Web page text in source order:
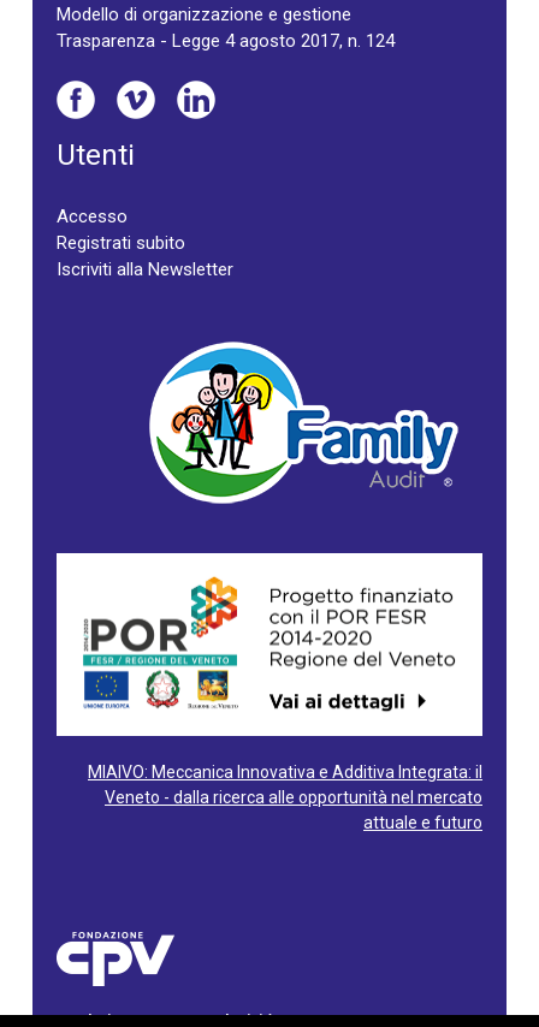
Modello di organizzazione e gestione
Trasparenza - Legge 4 agosto 2017, n. 124
Utenti
Accesso
Registrati subito
Iscriviti alla Newsletter
MIAIVO: Meccanica Innovativa e Additiva Integrata: il
Veneto - dalla ricerca alle opportunità nel mercato
attuale e futuro